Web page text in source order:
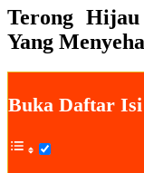
Terong
Yang
Buka Daftar